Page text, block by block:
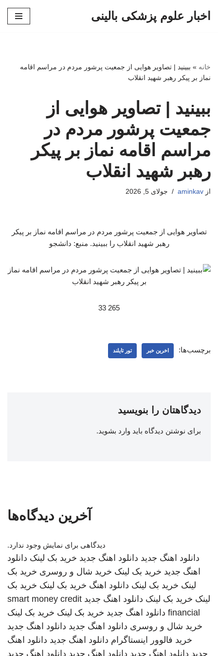
اخبار علوم پزشکی بالینی
خانه » ببینید | تصاویر هوایی از جمعیت پرشور مردم در مراسم اقامه
نماز بر پیکر رهبر شهید انقلاب
ببینید | تصاویر هوایی از
جمعیت پرشور مردم در
مراسم اقامه نماز بر پیکر
رهبر شهید انقلاب
از aminkav جولای 5, 2026
تصاویر هوایی از جمعیت پرشور مردم در مراسم اقامه نماز بر پیکر
رهبر شهید انقلاب را ببینید. منبع: دانشجو
265 33
برچسب‌ها: اخرین خبر تور تایلند
دیدگاهتان را بنویسید
برای نوشتن دیدگاه باید وارد بشوید.
آخرین دیدگاه‌ها
دیدگاهی برای نمایش وجود ندارد.
دانلود اهنگ جدید دانلود اهنگ جدید خرید بک لینک دانلود
اهنگ جدید خرید بک لینک خرید شال و روسری خرید بک
لینک خرید بک لینک دانلود اهنگ خرید بک لینک خرید بک
لینک خرید بک لینک دانلود اهنگ جدید smart money credit
financial دانلود اهنگ جدید خرید بک لینک خرید بک لینک
خرید شال و روسری دانلود اهنگ جدید دانلود اهنگ جدید
خرید فالوور اینستاگرام دانلود اهنگ جدید دانلود اهنگ
جدید دانلود اهنگ جدید دانلود اهنگ جدید دانلود اهنگ جدید